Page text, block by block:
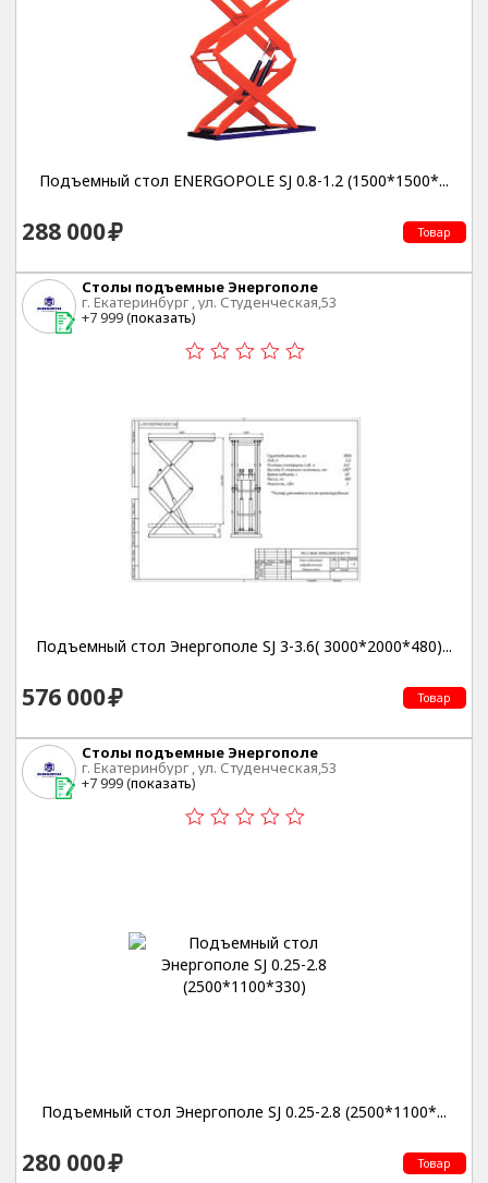
Подъемный стол ENERGOPOLE SJ 0.8-1.2 (1500*1500*...
288 000 Товар
Столы подъемные Энергополе
г. Екатеринбург , ул. Студенческая,53
+7 999 (показать)
Подъемный стол Энергополе SJ 3-3.6( 3000*2000*480)...
576 000 Товар
Столы подъемные Энергополе
г. Екатеринбург , ул. Студенческая,53
+7 999 (показать)
Подъемный стол Энергополе SJ 0.25-2.8 (2500*1100*...
280 000 Товар